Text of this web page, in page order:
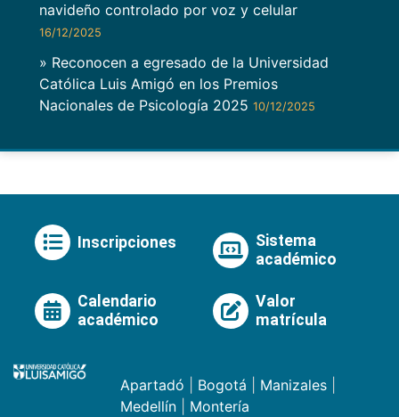
navideño controlado por voz y celular
16/12/2025
» Reconocen a egresado de la Universidad
Católica Luis Amigó en los Premios
Nacionales de Psicología 2025 10/12/2025
Inscripciones
Sistema
académico
Calendario
académico
Valor
matrícula
Apartadó Bogotá Manizales
Medellín
Montería